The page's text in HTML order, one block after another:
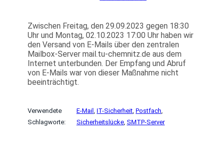
Zwischen Freitag, den 29.09.2023 gegen 18:30
Uhr und Montag, 02.10.2023 17:00 Uhr haben wir
den Versand von E-Mails über den zentralen
Mailbox-Server mail.tu-chemnitz.de aus dem
Internet unterbunden. Der Empfang und Abruf
von E-Mails war von dieser Maßnahme nicht
beeinträchtigt.
Verwendete
Schlagworte:
E-Mail , IT-Sicherheit, Postfach
Sicherheitslücke, SMTP-Server